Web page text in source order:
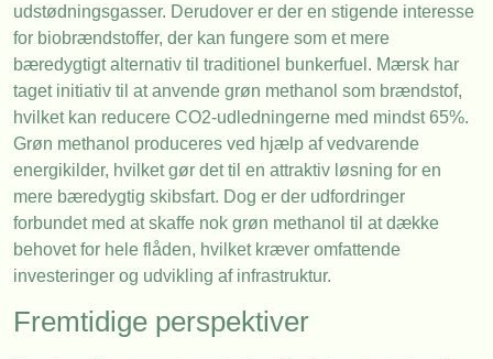
udstødningsgasser. Derudover er der en stigende interesse
for biobrændstoffer, der kan fungere som et mere
bæredygtigt alternativ til traditionel bunkerfuel. Mærsk har
taget initiativ til at anvende grøn methanol som brændstof,
hvilket kan reducere CO2-udledningerne med mindst 65%.
Grøn methanol produceres ved hjælp af vedvarende
energikilder, hvilket gør det til en attraktiv løsning for en
mere bæredygtig skibsfart. Dog er der udfordringer
forbundet med at skaffe nok grøn methanol til at dække
behovet for hele flåden, hvilket kræver omfattende
investeringer og udvikling af infrastruktur.
Fremtidige perspektiver